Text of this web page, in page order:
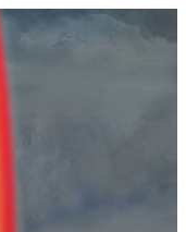
Könyvtári Napok,
könyvbemutatók
szombati